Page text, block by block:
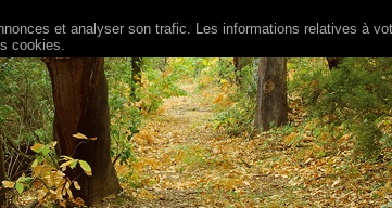
et analyser son trafic. Les informations relatives à
cookies.